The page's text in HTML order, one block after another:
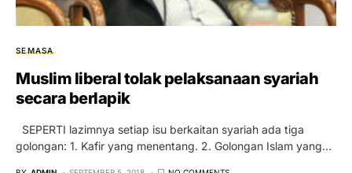
SEMASA
Muslim liberal tolak pelaksanaan syariah
secara berlapik
SEPERTI lazimnya setiap isu berkaitan syariah ada tiga
golongan: 1. Kafir yang menentang. 2. Golongan Islam yang…